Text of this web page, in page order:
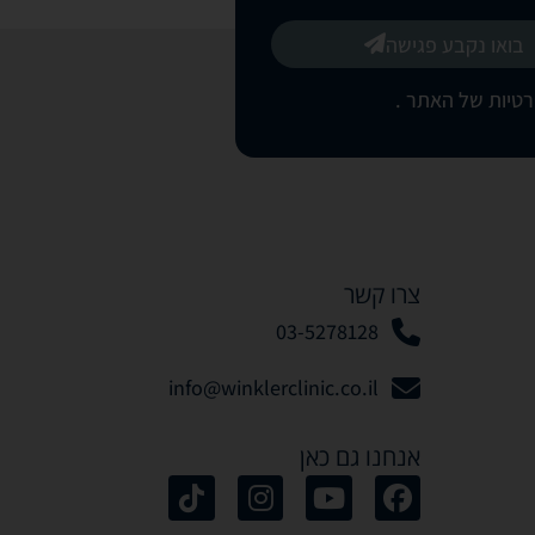
של האתר .
בואו נקבע פגישה
צרו קשר
03-5278128
info@winklerclinic.co.il
אנחנו גם כאן